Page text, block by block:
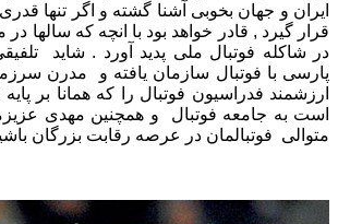
ایران و جهان بخوبی آشنا گشته و اگر تنها
قرار گیرد , قادر خواهد بود با انچه که
در شاکله فوتبال ملی پدید آورد . شاید
پارسی با فوتبال سازمان یافته و مدرن
ارزشمند فدراسیون فوتبال را که همانا بر
است به جامعه فوتبال و همچنین مهدی
متوالی فوتبالمان در عرصه رقابت بزرگان